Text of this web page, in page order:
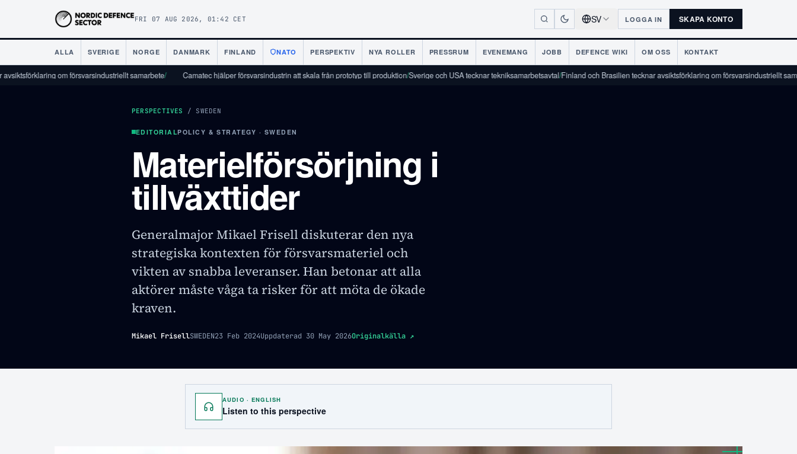
FRI 07 AUG 2026, 01:42 CET SV LOGGA IN SKAPA KONTO
ALLA SVERIGE NORGE DANMARK FINLAND NATO PERSPEKTIV NYA ROLLER PRESSRUM EVENEMANG JOBB DEFENCE WIKI OM OSS KONTAKT
om försvarsindustriellt samarbete/ Camatec hjälper försvarsindustrin att skala från prototyp till produktion/Sverige och USA tecknar tekniksamarbetsavtal/Finland och Brasilien tecknar avsiktsförklaring om försvarsindustriellt samarbete/
PERSPECTIVES / SWEDEN
EDITORIALPOLICY & STRATEGY · SWEDEN
Materielförsörjning i
tillväxttider
Generalmajor Mikael Frisell diskuterar den nya
strategiska kontexten för försvarsmateriel och
vikten av snabba leveranser. Han betonar att alla
aktörer måste våga ta risker för att möta de ökade
kraven.
Mikael FrisellSWEDEN23 Feb 2024Uppdaterad 30 May 2026Originalkälla ↗
AUDIO · ENGLISH
Listen to this perspective